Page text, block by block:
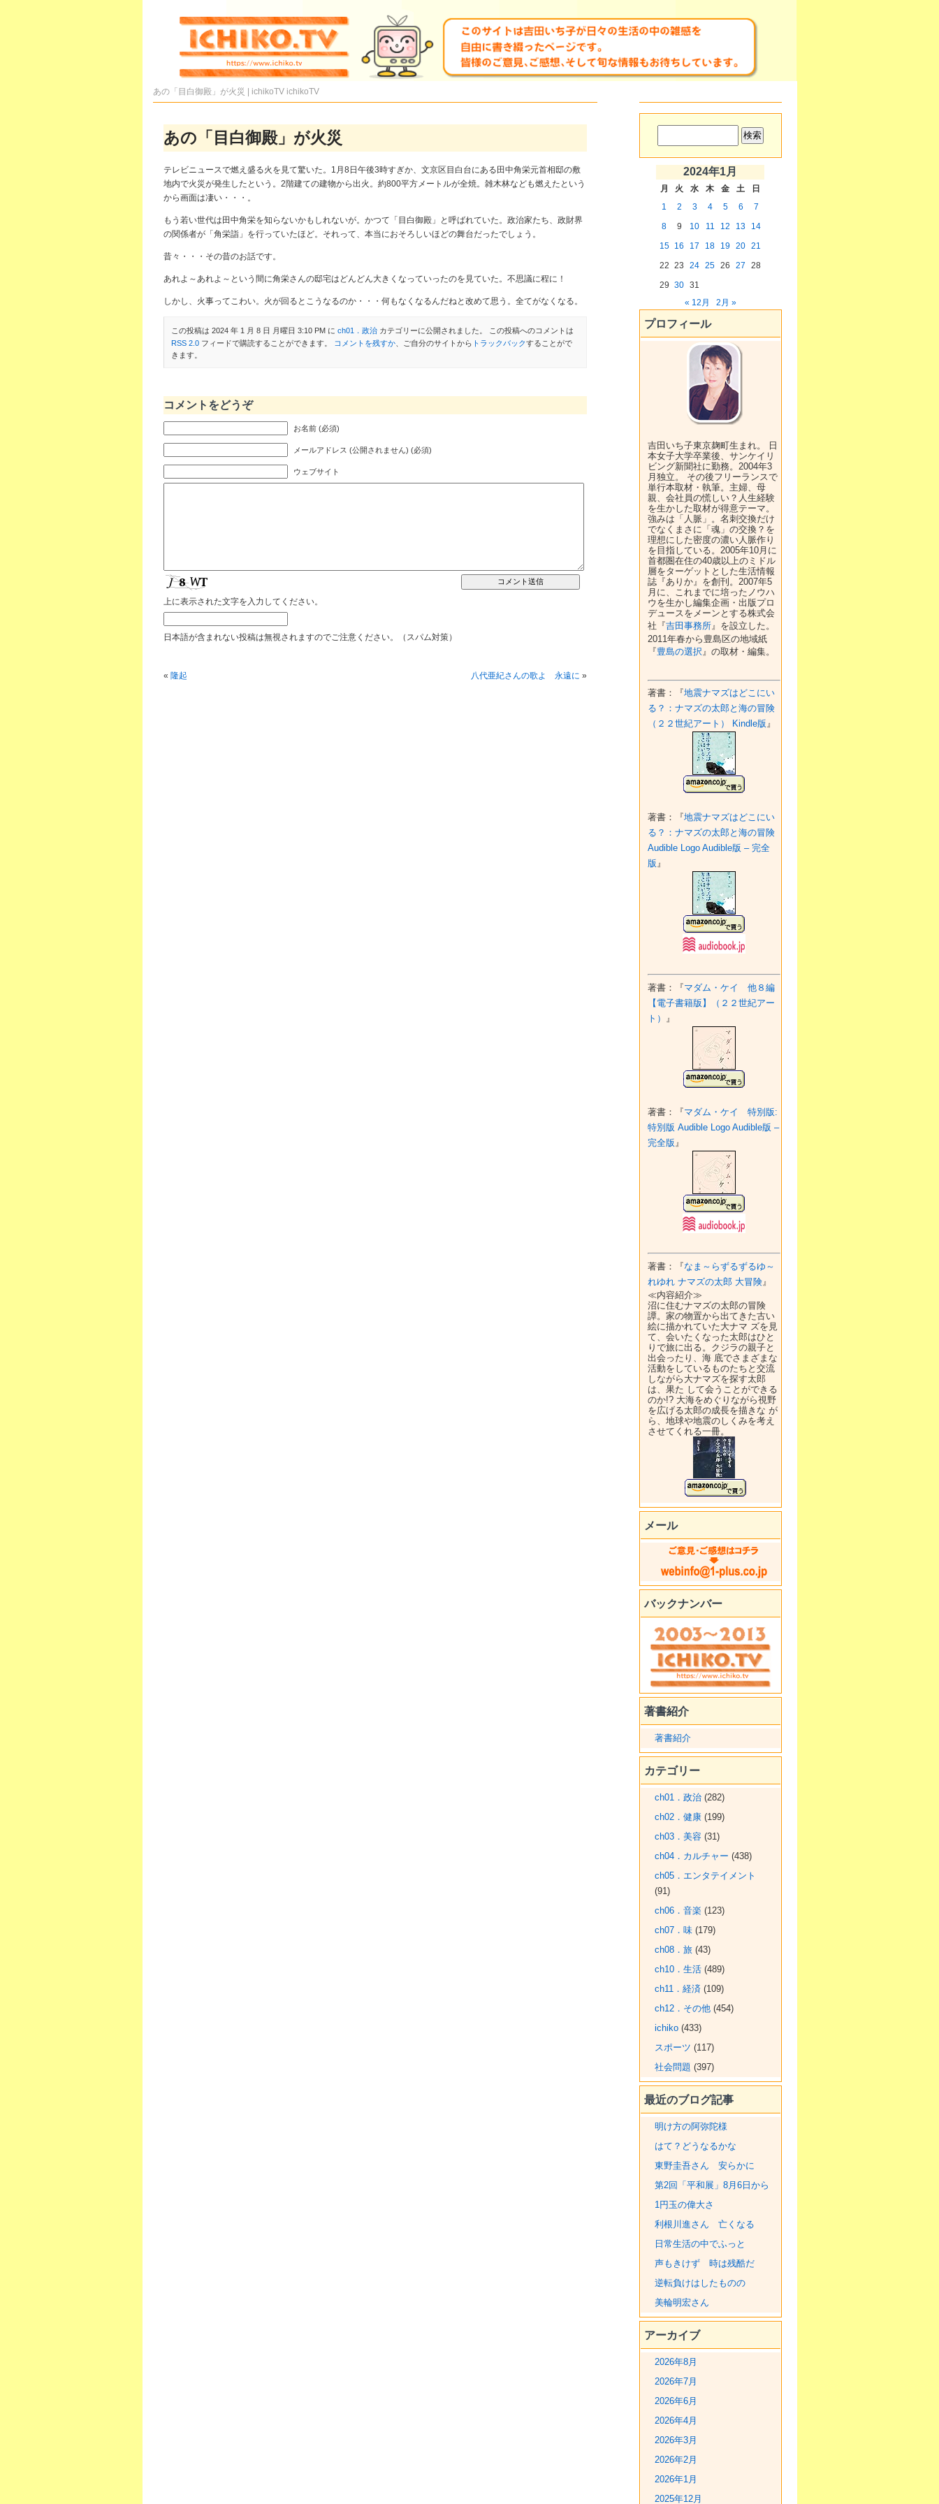
あの「目白御殿」が火災 | ichikoTV ichikoTV
あの「目白御殿」が火災
テレビニュースで燃え盛る火を見て驚いた。1月8日午後3時すぎか、文京区目白台にある田中角栄元首相邸の敷
地内で火災が発生したという。2階建ての建物から出火。約800平方メートルが全焼。雑木林なども燃えたという
から画面は凄い・・・。
もう若い世代は田中角栄を知らないかもしれないが。かつて「目白御殿」と呼ばれていた。政治家たち、政財界
の関係者が「角栄詣」を行っていたほど。それって、本当におそろしいほどの舞台だったでしょう。
昔々・・・その昔のお話です。
あれよ～あれよ～という間に角栄さんの邸宅はどんどん大きくなっていったのを見ていた。不思議に程に！
しかし、火事ってこわい。火が回るとこうなるのか・・・何もなくなるんだねと改めて思う。全てがなくなる。
この投稿は 2024 年 1 月 8 日 月曜日 3:10 PM に ch01．政治カテゴリーに公開されました。 この投稿へのコメントは
RSS 2.0フィードで購読することができます。 コメントを残すか、ご自分のサイトから トラックバックすることがで
きます。
コメントをどうぞ
お名前 (必須)
メールアドレス (公開されません) (必須)
ウェブサイト
上に表示された文字を入力してください。
日本語が含まれない投稿は無視されますのでご注意ください。（スパム対策）
« 隆起 八代亜紀さんの歌よ 永遠に »
2024年1月
月 火 水 木 金 土
日
1
2 3 4 5 6
7
8
9 10 11 12 13
14
15
16 17 18 19 20 21
22 23 24 25 26 27
28
29 30 31
« 12月
2月 »
プロフィール
吉田いち子東京麹町生まれ。 日
本女子大学卒業後、サンケイリ
ビング新聞社に勤務。2004年3
月独立。 その後フリーランスで
単行本取材・執筆。主婦、母
親、会社員の慌しい？人生経験
を生かした取材が得意テーマ。
強みは「人脈」。名刺交換だけ
でなくまさに「魂」の交換？を
理想にした密度の濃い人脈作り
を目指している。2005年10月に
首都圏在住の40歳以上のミドル
層をターゲットとした生活情報
誌『ありか』を創刊。2007年5
月に、これまでに培ったノウハ
ウを生かし編集企画・出版プロ
デュースをメーンとする株式会
社『吉田事務所』を設立した。
2011年春から豊島区の地域紙
『豊島の選択』の取材・編集。
著書：『地震ナマズはどこにい
る？：ナマズの太郎と海の冒険
（２２世紀アート） Kindle版』
著書：『地震ナマズはどこにい
る？：ナマズの太郎と海の冒険
Audible Logo Audible版 – 完全
版』
著書：『マダム・ケイ 他８編
【電子書籍版】（２２世紀アー
ト）
』
著書：『マダム・ケイ 特別版:
特別版 Audible Logo Audible版 –
完全版 』
著書：『なま～らずるずるゆ～
れゆれ ナマズの太郎 大冒険』
≪内容紹介≫
沼に住むナマズの太郎の冒険
譚。家の物置から出てきた古い
絵に描かれていた大ナマ ズを見
て、会いたくなった太郎はひと
りで旅に出る。クジラの親子と
出会ったり、海 底でさまざまな
活動をしているものたちと交流
しながら大ナマズを探す太郎
は、果た して会うことができる
のか!? 大海をめぐりながら視野
を広げる太郎の成長を描きな が
ら、地球や地震のしくみを考え
させてくれる一冊。
メール
バックナンバー
著書紹介
著書紹介
カテゴリー
ch01．政治(282)
ch02．健康(199)
ch03．美容(31)
ch04．カルチャー (438)
ch05．エンタテイメント
(91)
ch06．音楽(123)
ch07．味(179)
ch08．旅(43)
ch10．生活(489)
ch11．経済 (109)
ch12．その他(454)
ichiko(433)
スポーツ (117)
社会問題 (397)
最近のブログ記事
明け方の阿弥陀様
はて？どうなるかな
東野圭吾さん 安らかに
第2回「平和展」8月6日から
1円玉の偉大さ
利根川進さん 亡くなる
日常生活の中でふっと
声もきけず 時は残酷だ
逆転負けはしたものの
美輪明宏さん
アーカイブ
2026年8月
2026年7月
2026年6月
2026年4月
2026年3月
2026年2月
2026年1月
2025年12月